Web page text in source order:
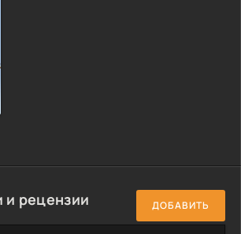
и рецензии ДОБАВИТЬ